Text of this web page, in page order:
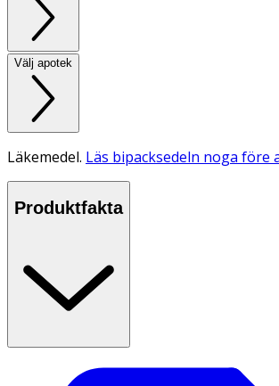
Välj apotek
Läkemedel. Läs bipacksedeln noga före
Produktfakta